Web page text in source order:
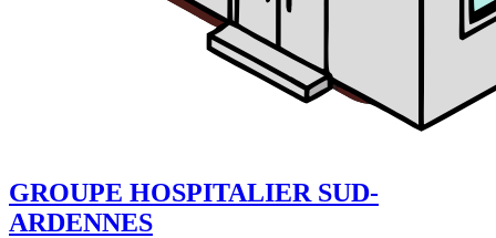
GROUPE HOSPITALIER SUD-
ARDENNES